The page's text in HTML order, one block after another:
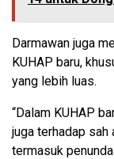
Darmawan juga
KUHAP baru,
yang lebih luas.
“Dalam KUHAP
juga terhadap sah
termasuk